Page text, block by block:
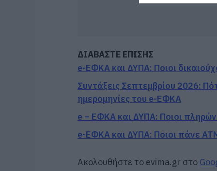
ΔΙΑΒΑΣΤΕ ΕΠΙΣΗΣ
e-ΕΦΚΑ και ΔΥΠΑ: Ποιοι
Συντάξεις Σεπτεμβρίου 2026:
ημερομηνίες του e-ΕΦΚΑ
e – ΕΦΚΑ και ΔΥΠΑ: Ποιοι
e-ΕΦΚΑ και ΔΥΠΑ: Ποιοι πάνε
Ακολουθήστε το evima.gr στο